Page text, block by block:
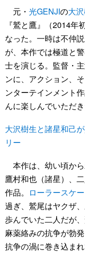
元・ 光GENJIの大
『鷲と鷹』（2014年
なった。一時は不仲
が、本作では極道と
士を演じる。監督・
ンに、アクション、
ンターテインメント
んに楽しんでいただ
大沢樹生と諸星和己
リー
本作は、幼い頃か
鷹村和也（諸星）、
作品。
ローラースケー
過ぎ、鷲尾はヤクザ
歩んでいた二人だが
麻薬絡みの抗争が勃
抗争の渦に巻き込ま